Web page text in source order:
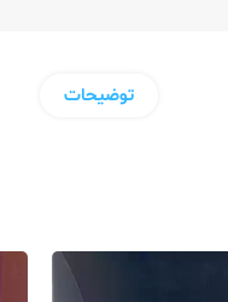
توضیحات